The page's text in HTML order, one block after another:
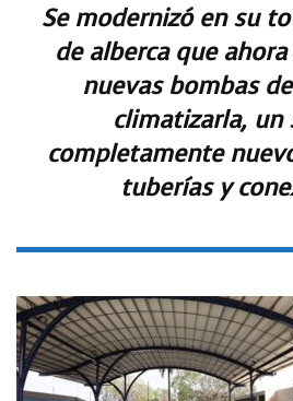
Se modernizó en su
de alberca que
nuevas bombas
climatizarla, un
completamente
tuberías y